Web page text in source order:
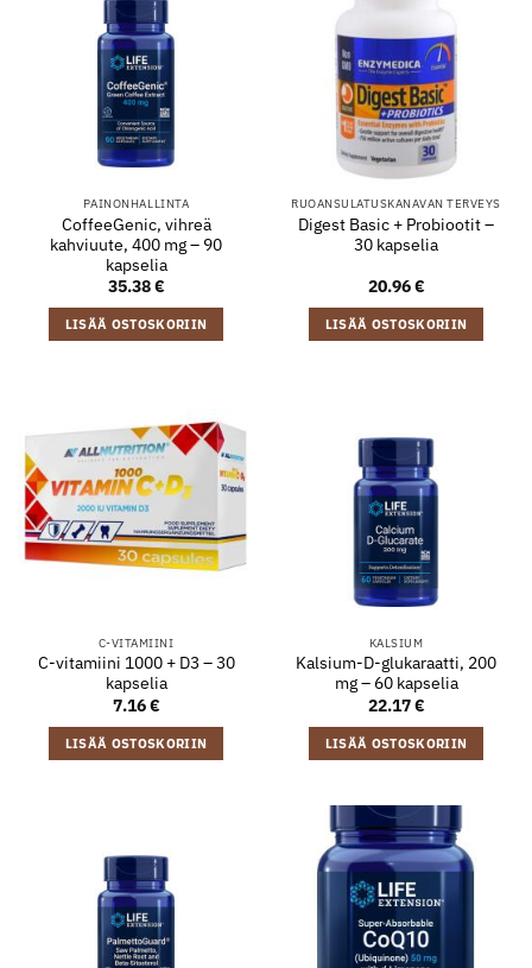
PAINONHALLINTA
CoffeeGenic, vihreä
kahviuute, 400 mg – 90
kapselia
35.38€
LISÄÄ OSTOSKORIIN
RUOANSULATUSKANAVAN TERVEYS
Digest Basic + Probiootit –
30 kapselia
20.96€
LISÄÄ OSTOSKORIIN
C-VITAMIINI
C-vitamiini 1000 + D3 – 30
kapselia
7.16€
LISÄÄ OSTOSKORIIN
KALSIUM
Kalsium-D-glukaraatti, 200
mg – 60 kapselia
22.17€
LISÄÄ OSTOSKORIIN